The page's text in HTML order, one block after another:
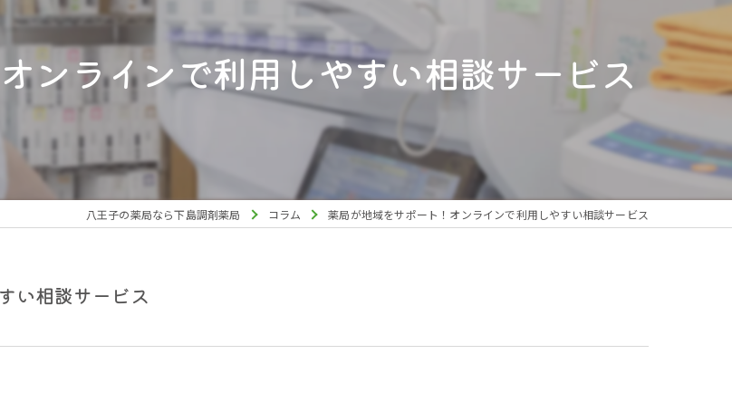
栄養相談
かかりつけ
オンライン
ンラインで利用しやすい相談サービス
八王子の薬局なら下島調剤薬局 コラム 薬局が地域をサポート！オンラインで利用しやすい相談サービス
い相談サービス